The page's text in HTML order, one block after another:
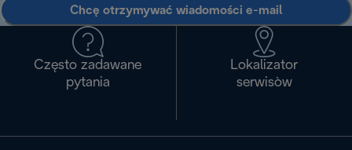
Chcę otrzymywać wiadomości e-mail
Często zadawane
pytania
Lokalizator
serwisòw